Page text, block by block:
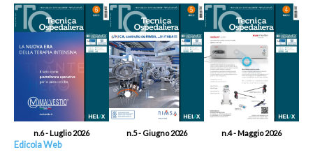
n.6 - Luglio 2026 n.5 - Giugno 2026 n.4 - Maggio 2026
Edicola Web